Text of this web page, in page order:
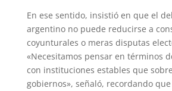
En ese sentido, insistió en que el
argentino no puede reducirse a
coyunturales o meras disputas
«Necesitamos pensar en términos
con instituciones estables que
gobiernos», señaló, recordando